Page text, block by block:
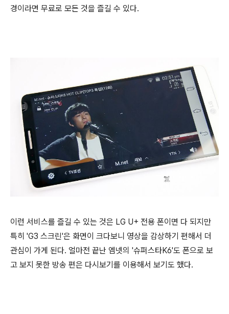
경이라면 무료로 모든 것을 즐길 수 있다.
이런 서비스를 즐길 수 있는 것은 LG U+ 전용 폰이면 다 되지만
특히 'G3 스크린'은 화면이 크다보니 영상을 감상하기 편해서 더
관심이 가게 된다. 얼마전 끝난 엠넷의 '슈퍼스타K6'도 폰으로 보
고 보지 못한 방송 편은 다시보기를 이용해서 보기도 했다.